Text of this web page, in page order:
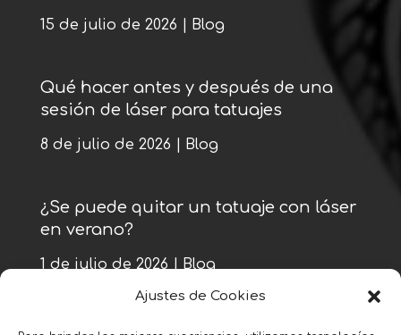
Ajustes de Cookies
15 de julio de 2026 Blog
Qué hacer antes y después de una
sesión de láser para tatuajes
8 de julio de 2026 Blog
¿Se puede quitar un tatuaje con láser
en verano?
1 de julio de 2026 Blog
« Entradas más antiguas